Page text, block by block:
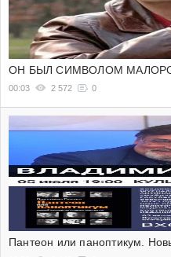
ОН БЫЛ СИМВОЛОМ
00:03 2 572 0
Пантеон или паноптикум.